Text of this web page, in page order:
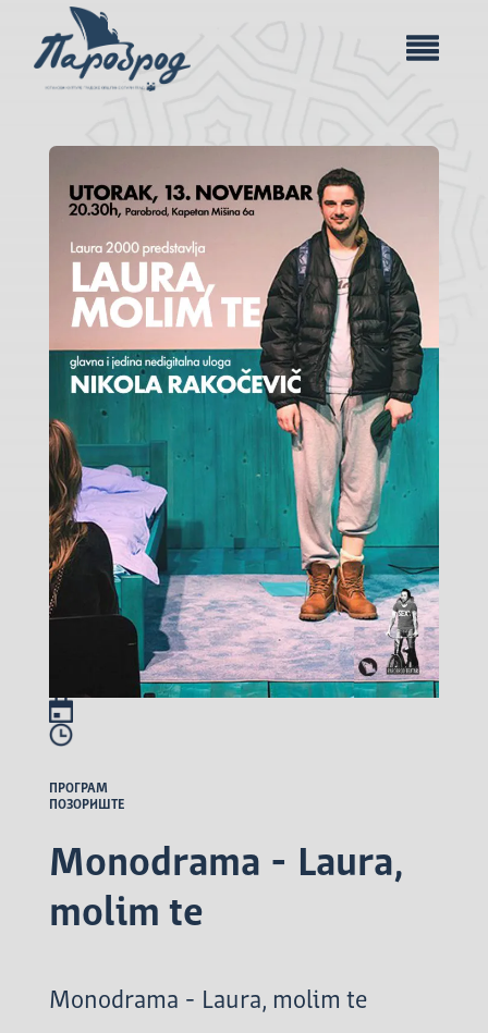
ПРОГРАМ
ПОЗОРИШТЕ
Monodrama - Laura,
molim te
Monodrama - Laura, molim te